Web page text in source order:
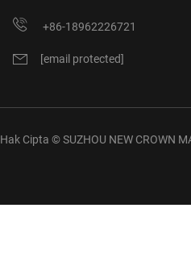
+86-18962226721
[email protected]
Hak Cipta © SUZHOU NEW CROWN